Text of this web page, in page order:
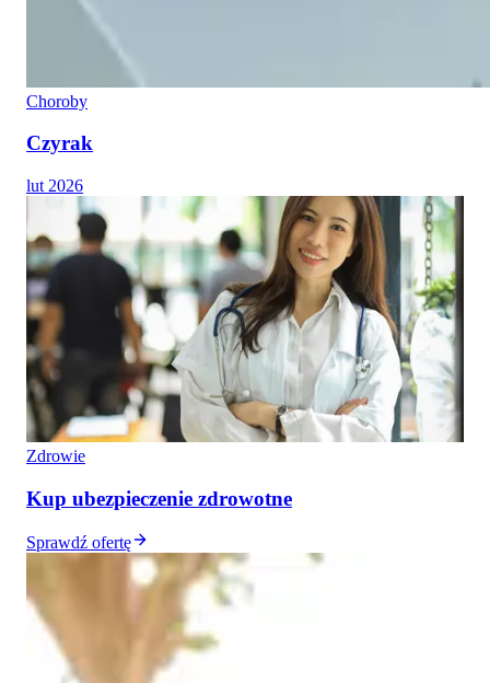
Choroby
Czyrak
lut 2026
Zdrowie
Kup ubezpieczenie zdrowotne
Sprawdź ofertę